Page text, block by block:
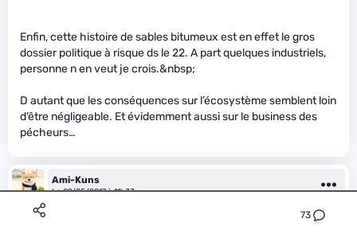
73
Enfin, cette histoire de sables bitumeux est en effet le gros
dossier politique à risque ds le 22. A part quelques industriels,
personne n en veut je crois.&nbsp;
D autant que les conséquences sur l’écosystème semblent loin
d’être négligeable. Et évidemment aussi sur le business des
pécheurs…
Ami-Kuns
Le 09/05/2017 à 11h33
C’est pas des dieux les secouristes, peuvent pas sauver tous le